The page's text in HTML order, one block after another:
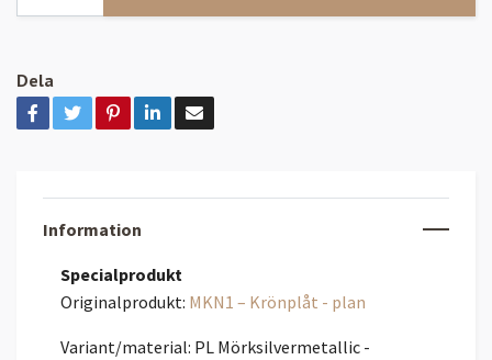
Dela
Information
Specialprodukt
Originalprodukt: MKN1 – Krönplåt - plan
Variant/material: PL Mörksilvermetallic -